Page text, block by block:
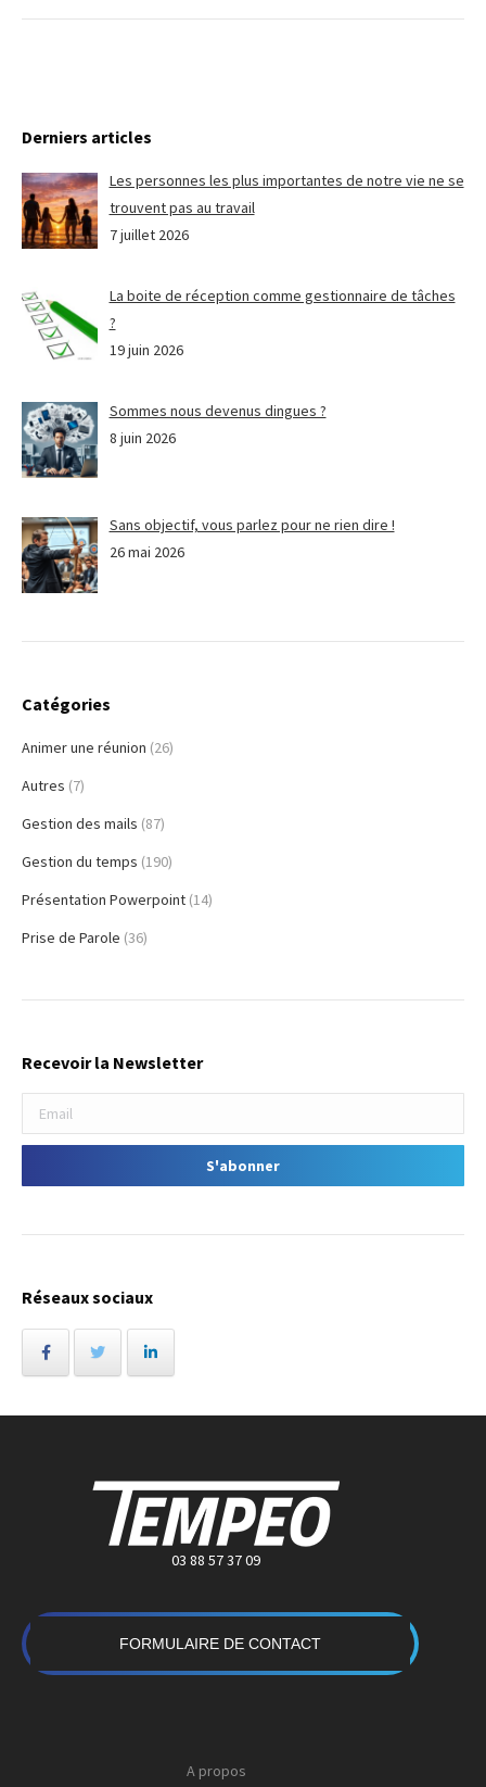
Derniers articles
Les personnes les plus importantes de notre vie ne se
trouvent pas au travail
7 juillet 2026
La boite de réception comme gestionnaire de tâches
?
19 juin 2026
Sommes nous devenus dingues ?
8 juin 2026
Sans objectif, vous parlez pour ne rien dire !
26 mai 2026
Catégories
Animer une réunion (26)
Autres (7)
Gestion des mails (87)
Gestion du temps (190)
Présentation Powerpoint (14)
Prise de Parole (36)
Recevoir la Newsletter
Réseaux sociaux
03 88 57 37 09
FORMULAIRE DE CONTACT
A propos